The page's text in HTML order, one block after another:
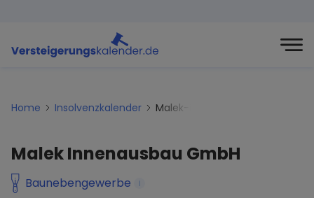
Home Insolvenzkalender Malek-innenausbau-gmbh
Malek Innenausbau GmbH
Baunebengewerbe i